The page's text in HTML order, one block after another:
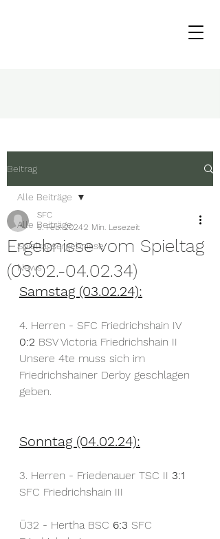
Beitrag
Alle Beiträge
Spieltagsergebnisse
News
Alle Beiträge
Ergebnisse vom Spieltag
(03.02.-04.02.34)
SFC
5. Feb. 20242 Min. Lesezeit
Samstag (03.02.24):
4. Herren - SFC Friedrichshain IV
0:2 BSV Victoria Friedrichshain II
Unsere 4te muss sich im
Friedrichshainer Derby geschlagen
geben.
Sonntag (04.02.24):
3. Herren - Friedenauer TSC II 3:1
SFC Friedrichshain III
Ü32 - Hertha BSC 6:3 SFC